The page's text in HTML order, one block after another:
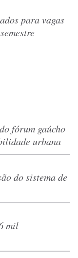
para vagas
fórum gaúcho
urbana
do sistema de
mil